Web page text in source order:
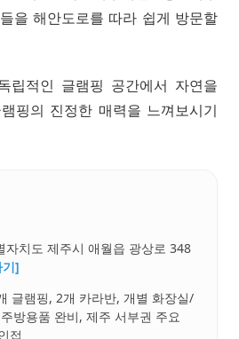
을 해안도로를 따라 쉽게 방문할
립적인 글램핑 공간에서 자연을
핑의 진정한 매력을 느껴보시기
자치도 제주시 애월읍 광상로 348
]
글램핑, 2개 카라반, 개별 화장실/
방용품 완비, 제주 서부권 주요
접